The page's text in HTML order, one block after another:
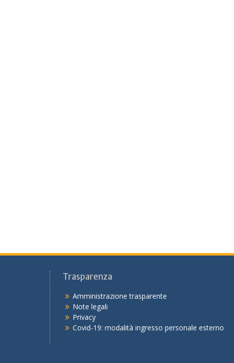
Trasparenza
Amministrazione trasparente
Note legali
Privacy
Covid-19: modalità ingresso personale esterno